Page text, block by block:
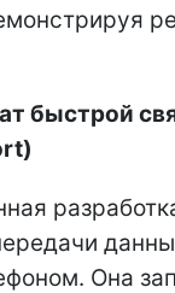
быстрой
Она